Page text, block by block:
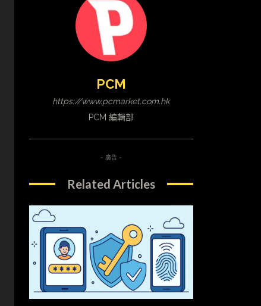
PCM
https://www.pcmarket.com.hk
PCM 編輯部
- 廣告 -
Related Articles